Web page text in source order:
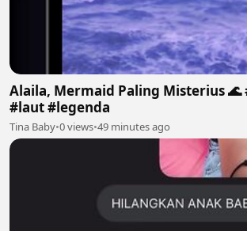
Alaila, Mermaid Paling Misterius 🌊 #mermaid
#laut #legenda
Tina Baby•0 views•49 minutes ago